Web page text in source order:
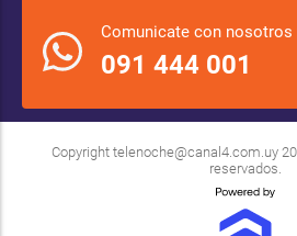
Comunicate con nosotros
091 444 001
Copyright telenoche@canal4.com.uy
reservados.